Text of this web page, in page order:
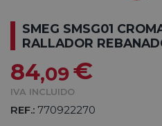
SMEG SMSG01
RALLADOR
84,09€
IVA INCLUIDO
REF.: 770922270